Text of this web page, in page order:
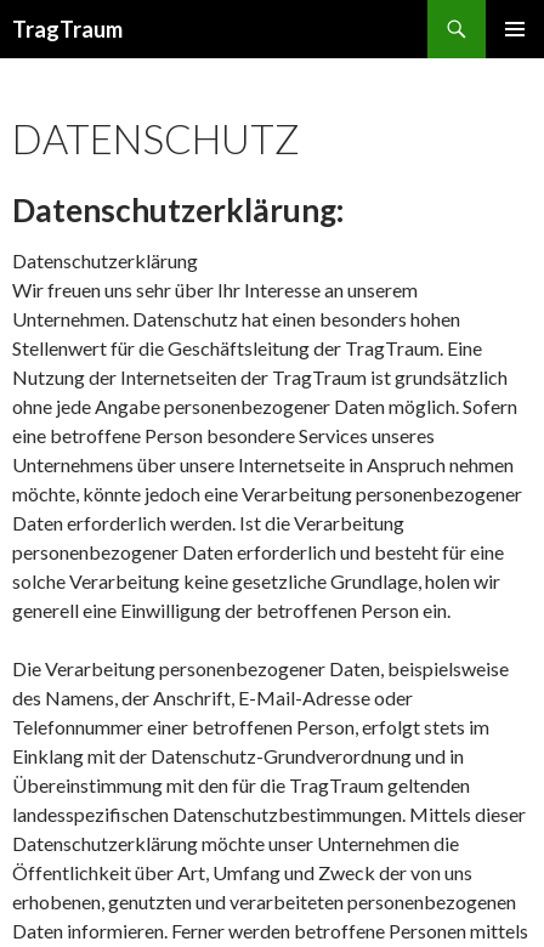
TragTraum
DATENSCHUTZ
Datenschutzerklärung:
Datenschutzerklärung
Wir freuen uns sehr über Ihr Interesse an unserem
Unternehmen. Datenschutz hat einen besonders hohen
Stellenwert für die Geschäftsleitung der TragTraum. Eine
Nutzung der Internetseiten der TragTraum ist grundsätzlich
ohne jede Angabe personenbezogener Daten möglich. Sofern
eine betroffene Person besondere Services unseres
Unternehmens über unsere Internetseite in Anspruch nehmen
möchte, könnte jedoch eine Verarbeitung personenbezogener
Daten erforderlich werden. Ist die Verarbeitung
personenbezogener Daten erforderlich und besteht für eine
solche Verarbeitung keine gesetzliche Grundlage, holen wir
generell eine Einwilligung der betroffenen Person ein.
Die Verarbeitung personenbezogener Daten, beispielsweise
des Namens, der Anschrift, E-Mail-Adresse oder
Telefonnummer einer betroffenen Person, erfolgt stets im
Einklang mit der Datenschutz-Grundverordnung und in
Übereinstimmung mit den für die TragTraum geltenden
landesspezifischen Datenschutzbestimmungen. Mittels dieser
Datenschutzerklärung möchte unser Unternehmen die
Öffentlichkeit über Art, Umfang und Zweck der von uns
erhobenen, genutzten und verarbeiteten personenbezogenen
Daten informieren. Ferner werden betroffene Personen mittels